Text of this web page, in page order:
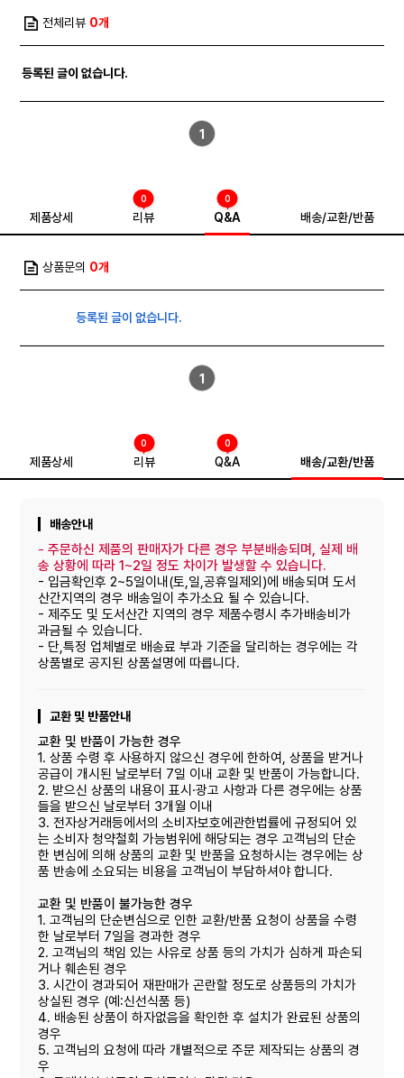
전체리뷰 0개
등록된 글이 없습니다.
1
제품상세 리뷰
0
Q&A
0
배송/교환/반품
상품문의 0개
등록된 글이 없습니다.
1
제품상세 리뷰
0
Q&A
0
배송/교환/반품
배송안내
-주문하신 제품의 판매자가 다른 경우 부분배송되며, 실제 배
송 상황에 따라 1~2일 정도 차이가 발생할 수 있습니다.
- 입금확인후 2~5일이내(토,일,공휴일제외)에 배송되며 도서
산간지역의 경우 배송일이 추가소요 될 수 있습니다.
- 제주도 및 도서산간 지역의 경우 제품수령시 추가배송비가
과금될 수 있습니다.
- 단,특정 업체별로 배송료 부과 기준을 달리하는 경우에는 각
상품별로 공지된 상품설명에 따릅니다.
교환 및 반품안내
교환 및 반품이 가능한 경우
1. 상품 수령 후 사용하지 않으신 경우에 한하여, 상품을 받거나
공급이 개시된 날로부터 7일 이내 교환 및 반품이 가능합니다.
2. 받으신 상품의 내용이 표시·광고 사항과 다른 경우에는 상품
들을 받으신 날로부터 3개월 이내
3. 전자상거래등에서의 소비자보호에관한법률에 규정되어 있
는 소비자 청약철회 가능범위에 해당되는 경우 고객님의 단순
한 변심에 의해 상품의 교환 및 반품을 요청하시는 경우에는 상
품 반송에 소요되는 비용을 고객님이 부담하셔야 합니다.
교환 및 반품이 불가능한 경우
1. 고객님의 단순변심으로 인한 교환/반품 요청이 상품을 수령
한 날로부터 7일을 경과한 경우
2. 고객님의 책임 있는 사유로 상품 등의 가치가 심하게 파손되
거나 훼손된 경우
3. 시간이 경과되어 재판매가 곤란할 정도로 상품등의 가치가
상실된 경우 (예:신선식품 등)
4. 배송된 상품이 하자없음을 확인한 후 설치가 완료된 상품의
경우
5. 고객님의 요청에 따라 개별적으로 주문 제작되는 상품의 경
우